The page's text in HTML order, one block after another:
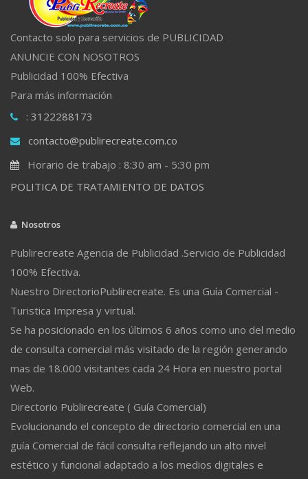
Contacto solo para servicios de PUBLICIDAD
ANUNCIE CON NOSOTROS
Publicidad 100% Efectiva
Para más información
: 3122288173
contacto@publirecreate.com.co
Horario de trabajo : 8:30 am - 5:30 pm
POLITICA DE TRATAMIENTO DE DATOS
Nosotros
Publirecreate Agencia de Publicidad .Servicio de Publicidad
100% Efectiva.
Nuestro DirectorioPublirecreate. Es una Guía Comercial -
Turistica Impresa y virtual.
Se ha posicionado en los últimos 6 años como uno del medio
de consulta comercial más visitado de la región generando
mas de 18.000 visitantes cada 24 Hora en nuestro portal
Web.
Directorio Publirecreate ( Guía Comercial)
Evolucionando el concepto de directorio comercial en una
guía Comercial de fácil consulta reflejando un alto nivel
estético y funcional adaptado a los medios digitales e